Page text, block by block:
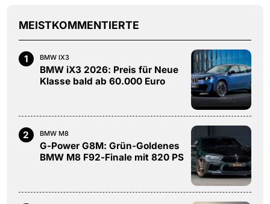
MEISTKOMMENTIERTE
1 BMW IX3
BMW iX3 2026: Preis für Neue
Klasse bald ab 60.000 Euro
2 BMW M8
G-Power G8M: Grün-Goldenes
BMW M8 F92-Finale mit 820 PS